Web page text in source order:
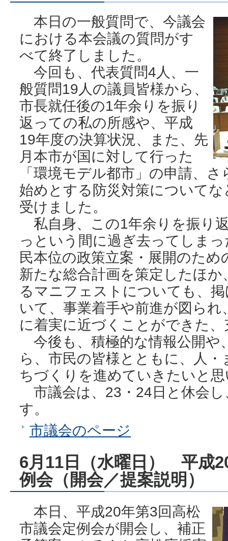
本日の一般質問で、今議会
における本会議の質問がす
べて終了しました。
今回も、代表質問4人、一
般質問19人の議員皆様から、
市長就任後の1年余りを振り
返っての私の所感や、平成
19年度の決算状況、また、先
月本市が国に対して行った
「環境モデル都市」の申請、
始めとする防災対策について
受けました。
私自身、この1年余りを振り
っという間に過ぎ去ってしま
民本位の政策立案・展開のた
新たな総合計画を策定したほ
るマニフェストについても、
いて、事業着手や前進が図ら
に着実に近づくことができた
今後も、積極的な情報公開や
ら、市民の皆様とともに、人
ちづくりを進めていきたいと
市議会は、23・24日と休会
す。
市議会のページ
6月11日（水曜日） 平成
例会（開会／提案説明）
本日、平成20年第3回高松
市議会定例会が開会し、補正